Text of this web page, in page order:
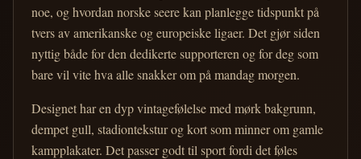
noe, og hvordan norske seere kan planlegge tidspunkt på
tvers av amerikanske og europeiske ligaer. Det gjør siden
nyttig både for den dedikerte supporteren og for deg som
bare vil vite hva alle snakker om på mandag morgen.
Designet har en dyp vintagefølelse med mørk bakgrunn,
dempet gull, stadiontekstur og kort som minner om gamle
kampplakater. Det passer godt til sport fordi det føles